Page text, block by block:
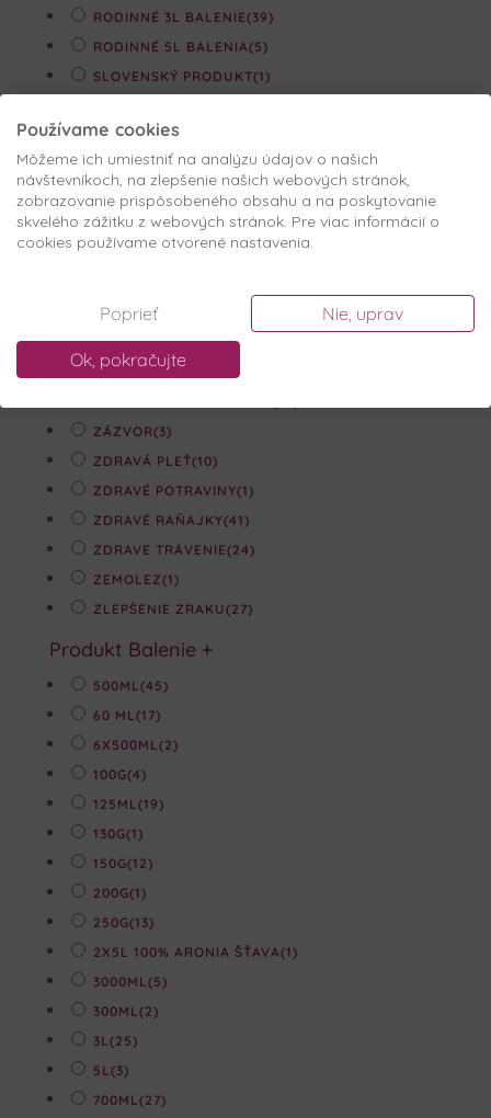
RODINNÉ 3L BALENIE(39)
RODINNÉ 5L BALENIA(5)
SLOVENSKÝ PRODUKT(1)
ŠŤAVA BEZ CUKRU
SUPEROVOCIE(1)
TRADIČNÉ RECEPTY
VEGÁNSKY DŽEM(3)
VITAMÍNY
ZAMIO(1)
ZAMIO DŽEMY
ZÁZVOR(3)
ZDRAVÁ PLEŤ(10)
ZDRAVÉ POTRAVINY(1)
ZDRAVÉ RAŇAJKY(41)
ZDRAVE TRÁVENIE(24)
ZEMOLEZ(1)
ZLEPŠENIE ZRAKU(27)
Produkt Balenie +
500ML (45)
60 ML (17)
6X500ML (2)
100G(4)
125ML (19)
130G(1)
150G(12)
200G(1)
250G(13)
2X5L 100% ARONIA ŠŤAVA(1)
3000ML (5)
300ML (2)
3L (25)
5L (3)
700ML (27)
Používame cookies
Môžeme ich umiestniť na analýzu údajov o našich
návštevníkoch, na zlepšenie našich webových stránok,
zobrazovanie prispôsobeného obsahu a na poskytovanie
skvelého zážitku z webových stránok. Pre viac informácií o
cookies používame otvorené nastavenia.
Poprieť Nie, uprav
Ok, pokračujte